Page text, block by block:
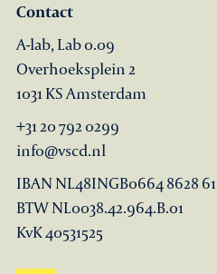
Contact
A-lab, Lab 0.09
Overhoeksplein 2
1031 KS Amsterdam
+31 20 792 0299
info@vscd.nl
IBAN NL48INGB0664 8628 61
BTW NL0038.42.964.B.01
KvK 40531525